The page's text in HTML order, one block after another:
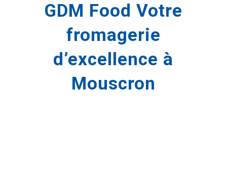
GDM Food Votre
fromagerie
d’excellence à
Mouscron